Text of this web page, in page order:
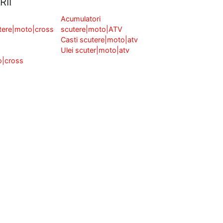
Acumulatori
scutere|moto|ATV
Casti scutere|moto|atv
Ulei scuter|moto|atv